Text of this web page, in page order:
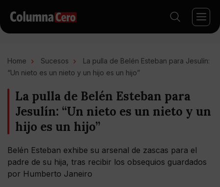
Home Sucesos
La pulla de Belén Esteban para Jesulín:
“Un nieto es un nieto y un hijo es un hijo”
La pulla de Belén Esteban para
Jesulín: “Un nieto es un nieto y un
hijo es un hijo”
Belén Esteban exhibe su arsenal de zascas para el
padre de su hija, tras recibir los obsequios guardados
por Humberto Janeiro